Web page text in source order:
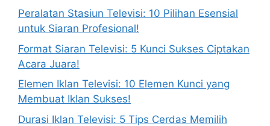
Peralatan Stasiun Televisi: 10 Pilihan Esensial
untuk Siaran Profesional!
Format Siaran Televisi: 5 Kunci Sukses Ciptakan
Acara Juara!
Elemen Iklan Televisi: 10 Elemen Kunci yang
Membuat Iklan Sukses!
Durasi Iklan Televisi: 5 Tips Cerdas Memilih